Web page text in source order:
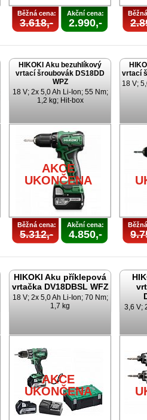
Běžná cena:
3.618,-
Akční cena:
2.990,-
HIKOKI Aku bezuhlíkový
vrtací šroubovák DS18DD
WPZ
18 V; 2x 5,0 Ah Li-Ion; 55 Nm;
1,2 kg; Hit-box
AKCE
UKONČENA
Běžná cena:
5.312,-
Akční cena:
4.850,-
vrtací
18 V;
HIKOKI Aku příklepová
vrtačka DV18DBSL WFZ
18 V; 2x 5,0 Ah Li-Ion; 70 Nm;
1,7 kg
AKCE
UKONČENA
3,6 V;